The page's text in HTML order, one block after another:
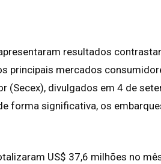
resultados
principais mercados
(Secex), divulgados em 4 de
forma significativa, os
US$ 37,6 milhões no